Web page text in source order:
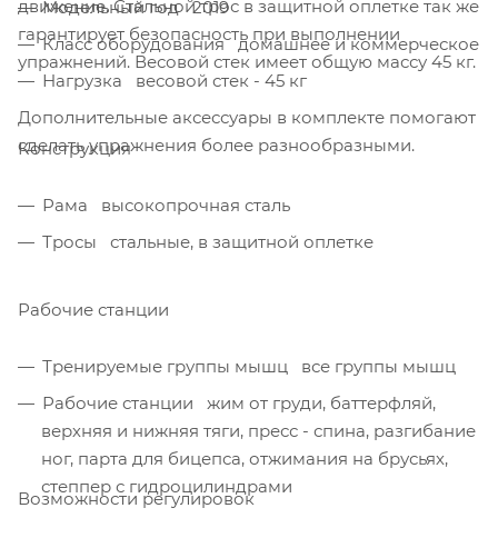
движение. Стальной трос в защитной оплетке так же
гарантирует безопасность при выполнении
упражнений. Весовой стек имеет общую массу 45 кг.
Дополнительные аксессуары в комплекте помогают
сделать упражнения более разнообразными.
Модельный год 2019
Класс оборудования домашнее и коммерческое
Нагрузка весовой стек - 45 кг
Конструкция
Рама высокопрочная сталь
Тросы стальные, в защитной оплетке
Рабочие станции
Тренируемые группы мышц все группы мышц
Рабочие станции жим от груди, баттерфляй,
верхняя и нижняя тяги, пресс - спина, разгибание
ног, парта для бицепса, отжимания на брусьях,
степпер с гидроцилиндрами
Возможности регулировок